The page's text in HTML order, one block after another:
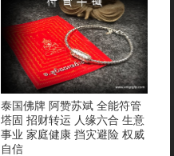
泰国佛牌 阿赞苏斌 全能符管
塔固 招财转运 人缘六合 生意
事业 家庭健康 挡灾避险 权威
自信